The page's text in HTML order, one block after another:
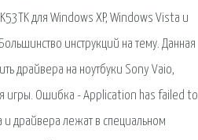
для Windows XP, Windows Vista и
инструкций на тему. Данная
драйвера на ноутбуки Sony Vaio,
игры. Ошибка - Application has failed to
драйвера лежат в специальном